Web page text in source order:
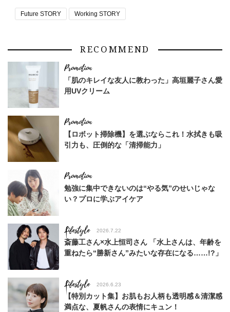
Future STORY Working STORY
RECOMMEND
「肌のキレイな友人に教わった」高垣麗子さん愛
用UVクリーム
【ロボット掃除機】を選ぶならこれ！水拭きも吸
引力も、圧倒的な「清掃能力」
勉強に集中できないのは“やる気”のせいじゃな
い？プロに学ぶアイケア
Lifestyle 2026.7.22
斎藤工さん×水上恒司さん 「水上さんは、年齢を
重ねたら“勝新さん”みたいな存在になる……!?」
Lifestyle 2026.6.23
【特別カット集】お肌もお人柄も透明感＆清潔感
満点な、夏帆さんの表情にキュン！